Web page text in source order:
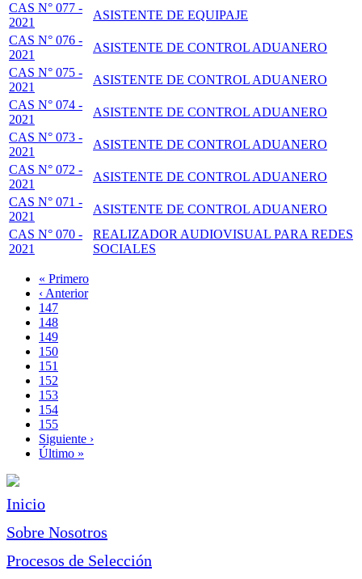
CAS N° 077 -
2021
ASISTENTE DE EQUIPAJE
CAS N° 076 -
2021
ASISTENTE DE CONTROL ADUANERO
CAS N° 075 -
2021
ASISTENTE DE CONTROL ADUANERO
CAS N° 074 -
2021
ASISTENTE DE CONTROL ADUANERO
CAS N° 073 -
2021
ASISTENTE DE CONTROL ADUANERO
CAS N° 072 -
2021
ASISTENTE DE CONTROL ADUANERO
CAS N° 071 -
2021
ASISTENTE DE CONTROL ADUANERO
CAS N° 070 -
2021
REALIZADOR AUDIOVISUAL PARA REDES
SOCIALES
Paginación
Primera
página
« Primero
Página
anterior
‹ Anterior
Page
147
Page
148
Page
149
Page
150
Página
actual
151
Page
152
Page
153
Page
154
Page
155
Siguiente
página
Siguiente ›
Última
Último »
Inicio
Sobre Nosotros
Procesos de Selección